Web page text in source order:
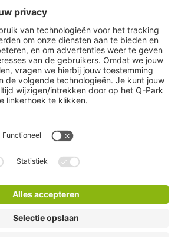
Download
Copyright
Privacy statement
Disclaimer